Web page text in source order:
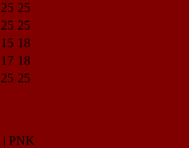
25 25
25 25
15 18
17 18
25 25
| PNK